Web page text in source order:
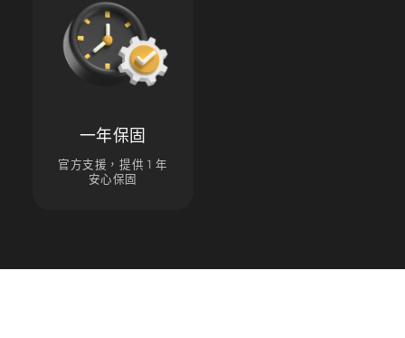
一年保固
官方支援，提供 1 年
安心保固